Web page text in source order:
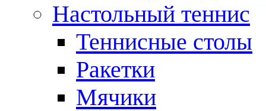
Настольный теннис
Теннисные столы
Ракетки
Мячики